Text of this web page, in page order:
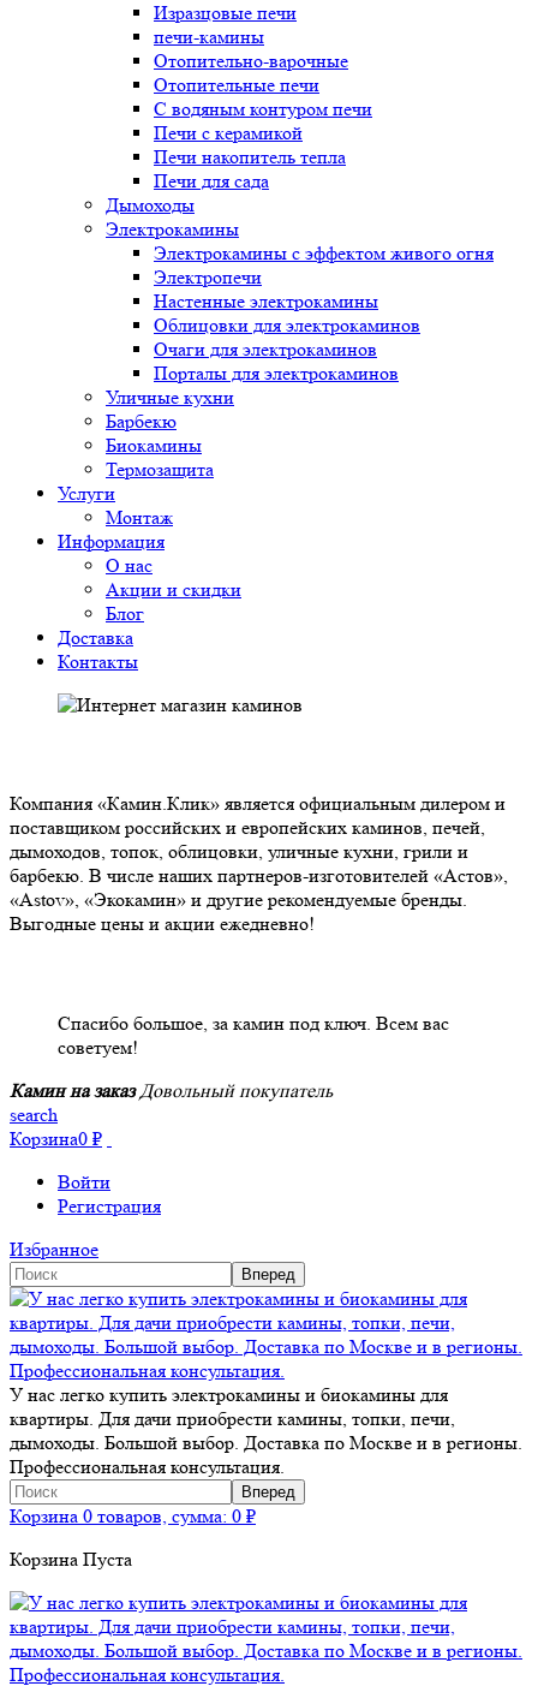
Изразцовые печи
печи-камины
Отопительно-варочные
Отопительные печи
С водяным контуром печи
Печи с керамикой
Печи накопитель тепла
Печи для сада
Дымоходы
Электрокамины
Электрокамины с эффектом живого огня
Электропечи
Настенные электрокамины
Облицовки для электрокаминов
Очаги для электрокаминов
Порталы для электрокаминов
Уличные кухни
Барбекю
Биокамины
Термозащита
Услуги
Монтаж
Информация
О нас
Акции и скидки
Блог
Доставка
Контакты
Компания «Камин.Клик» является официальным дилером и
поставщиком российских и европейских каминов, печей,
дымоходов, топок, облицовки, уличные кухни, грили и
барбекю. В числе наших партнеров-изготовителей «Астов»,
«Astov», «Экокамин» и другие рекомендуемые бренды.
Выгодные цены и акции ежедневно!
Спасибо большое, за камин под ключ. Всем вас
советуем!
Камин на заказ Довольный покупатель
search
Корзина0 ₽
Войти
Регистрация
Избранное
У нас легко купить электрокамины и биокамины для
квартиры. Для дачи приобрести камины, топки, печи,
дымоходы. Большой выбор. Доставка по Москве и в регионы.
Профессиональная консультация.
Корзина 0 товаров, сумма: 0 ₽
Корзина Пуста